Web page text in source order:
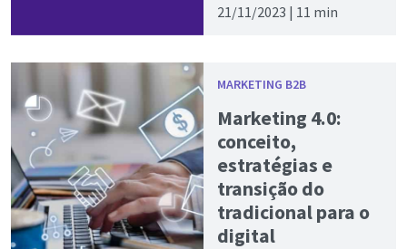
21/11/2023 | 11 min
MARKETING B2B
Marketing 4.0:
conceito,
estratégias e
transição do
tradicional para o
digital